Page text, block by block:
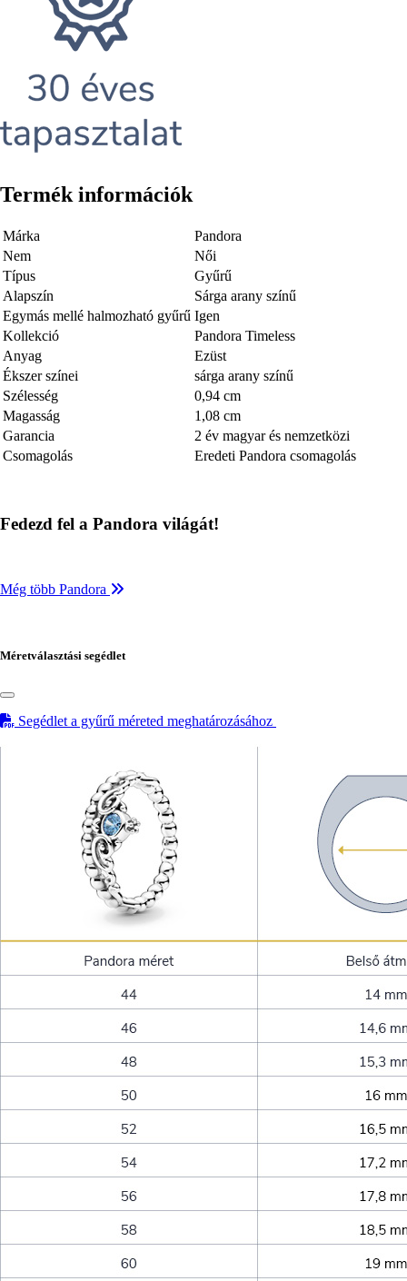
Termék információk
Márka
Pandora
Nem
Női
Típus
Gyűrű
Alapszín
Sárga arany színű
Egymás mellé halmozható gyűrű Igen
Kollekció
Pandora Timeless
Anyag
Ezüst
Ékszer színei
sárga arany színű
Szélesség
0,94 cm
Magasság
1,08 cm
Garancia
2 év magyar és nemzetközi
Csomagolás
Eredeti Pandora csomagolás
Fedezd fel a Pandora világát!
Még több Pandora
Méretválasztási segédlet
Segédlet a gyűrű méreted meghatározásához